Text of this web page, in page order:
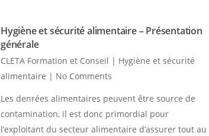
Hygiène et sécurité alimentaire – Présentation
générale
CLETA Formation et Conseil | Hygiène et sécurité
alimentaire | No Comments
Les denrées alimentaires peuvent être source de
contamination, il est donc primordial pour
l’exploitant du secteur alimentaire d’assurer tout au